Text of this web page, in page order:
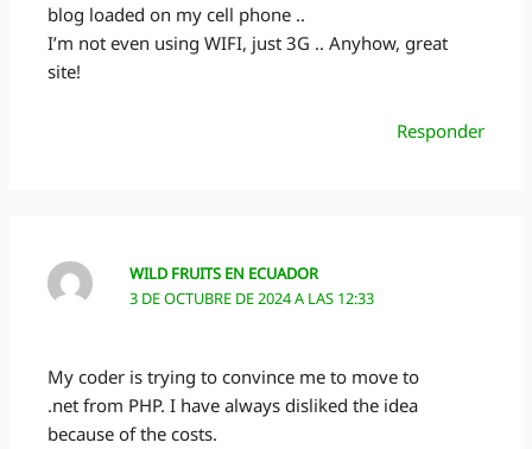
blog loaded on my cell phone ..
I’m not even using WIFI, just 3G .. Anyhow, great
site!
Responder
WILD FRUITS EN ECUADOR
3 DE OCTUBRE DE 2024 A LAS 12:33
My coder is trying to convince me to move to
.net from PHP. I have always disliked the idea
because of the costs.